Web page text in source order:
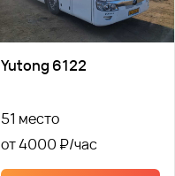
Yutong 6122
51 место
от 4000 ₽